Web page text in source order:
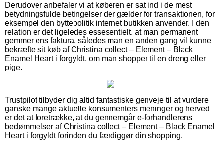
Derudover anbefaler vi at køberen er sat ind i de mest
betydningsfulde betingelser der gælder for transaktionen, for
eksempel den byttepolitik internet butikken anvender. I den
relation er det ligeledes essesentielt, at man permanent
gemmer ens faktura, således man en anden gang vil kunne
bekræfte sit køb af Christina collect – Element – Black
Enamel Heart i forgyldt, om man shopper til en dreng eller
pige.
Trustpilot tilbyder dig altid fantastiske genveje til at vurdere
ganske mange aktuelle konsumenters meninger og herved
er det at foretrække, at du gennemgår e-forhandlerens
bedømmelser af Christina collect – Element – Black Enamel
Heart i forgyldt forinden du færdiggør din shopping.